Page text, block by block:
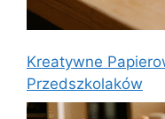
Kreatywne
Przedszkolaków